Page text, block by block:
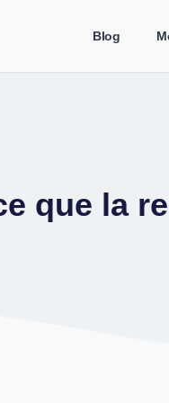
Blog
que la